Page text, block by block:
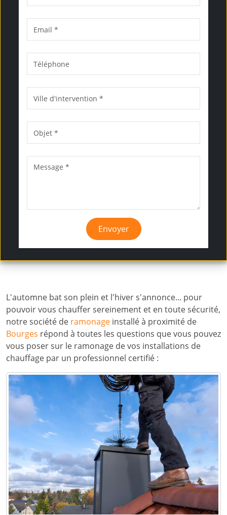
Envoyer
L'automne bat son plein et l'hiver s'annonce... pour
pouvoir vous chauffer sereinement et en toute sécurité,
notre société de ramonage installé à proximité de
Bourges répond à toutes les questions que vous pouvez
vous poser sur le ramonage de vos installations de
chauffage par un professionnel certifié :